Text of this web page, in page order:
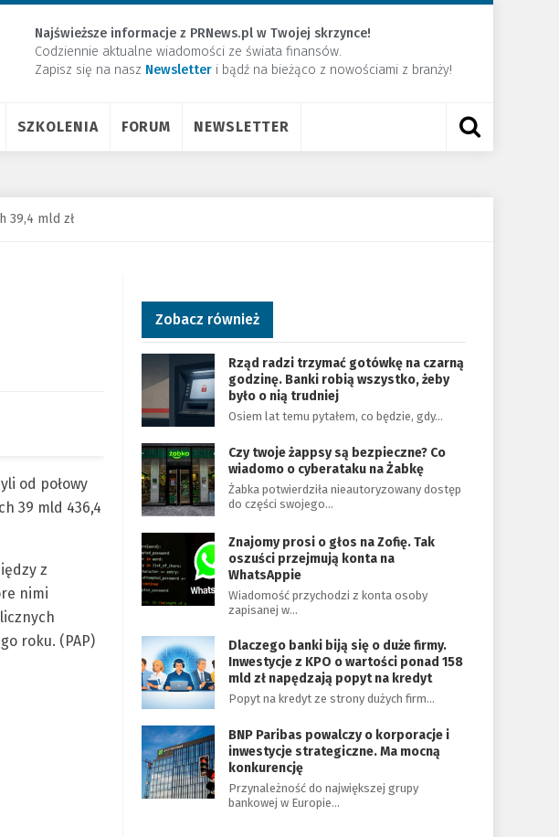
Najświeższe informacje z PRNews.pl w Twojej skrzynce!
Codziennie aktualne wiadomości ze świata finansów.
Zapisz się na nasz Newsletter ​i bądź na bieżąco z nowościami z branży!
SZKOLENIA FORUM NEWSLETTER
39,4 mld zł
od połowy
39 mld 436,4
z
nimi
roku. (PAP)
Zobacz również
Rząd radzi trzymać gotówkę na czarną
godzinę. Banki robią wszystko, żeby
było o nią trudniej
Osiem lat temu pytałem, co będzie, gdy…
Czy twoje żappsy są bezpieczne? Co
wiadomo o cyberataku na Żabkę
Żabka potwierdziła nieautoryzowany dostęp
do części swojego…
Znajomy prosi o głos na Zofię. Tak
oszuści przejmują konta na
WhatsAppie
Wiadomość przychodzi z konta osoby
zapisanej w…
Dlaczego banki biją się o duże firmy.
Inwestycje z KPO o wartości ponad 158
mld zł napędzają popyt na kredyt
Popyt na kredyt ze strony dużych firm…
BNP Paribas powalczy o korporacje i
inwestycje strategiczne. Ma mocną
konkurencję
Przynależność do największej grupy
bankowej w Europie…